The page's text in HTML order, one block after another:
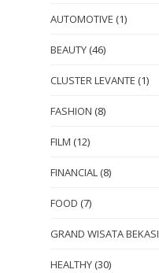
AUTOMOTIVE (1)
BEAUTY (46)
CLUSTER LEVANTE (1)
FASHION (8)
FILM (12)
FINANCIAL (8)
FOOD (7)
GRAND WISATA BEKASI
HEALTHY (30)